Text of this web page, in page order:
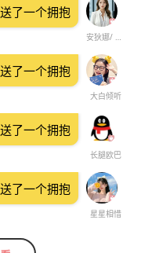
安狄娜/ 情感.亲密关系修复
了一个拥抱
大白倾听
了一个拥抱
长腿欧巴
了一个拥抱
星星相惜
了一个拥抱